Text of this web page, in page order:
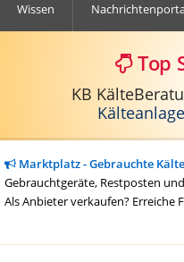
Wissen
Top
KB
Marktplatz - Gebrauchte
Gebrauchtgeräte, Restposten
Als Anbieter verkaufen? Erreiche